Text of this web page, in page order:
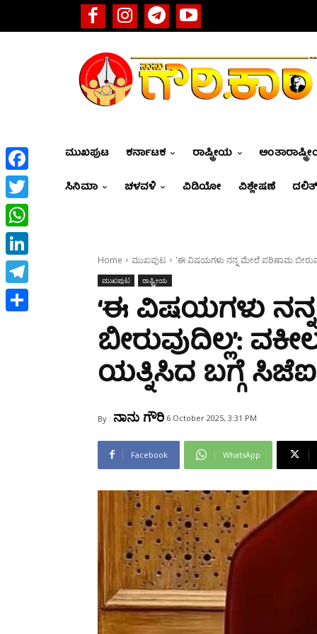
ಮುಖಪುಟ ಕರ್ನಾಟಕ ರಾಷ್ಟ್ರೀಯ
ಸಿನಿಮಾ
ಚಳವಳಿ ವಿಡಿಯೋ ವಿಶ್ಲೇಷಣೆ ದಲಿತ್
Home ಮುಖಪುಟ 'ಈ ವಿಷಯಗಳು ನನ್ನ ಮೇಲೆ ಪರಿಣಾಮ
ಮುಖಪುಟ ರಾಷ್ಟ್ರೀಯ
‘ಈ ವಿಷಯಗಳು
ಬೀರುವುದಿಲ್ಲ’:
ಯತ್ನಿಸಿದ ಬಗ್ಗೆ
By : ನಾನು ಗೌರಿ 6 October 2025, 3:31 PM
Facebook WhatsApp
Facebook
Twitter
WhatsApp
LinkedIn
Telegram